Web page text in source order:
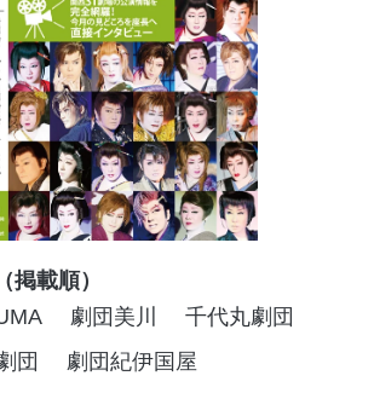
掲載順）
劇団美川
千代丸劇団
団
劇団紀伊国屋